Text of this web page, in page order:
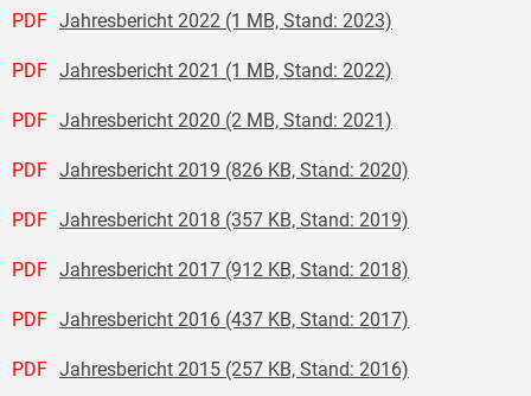
PDF Jahresbericht 2022 (1 MB, Stand: 2023)
PDF Jahresbericht 2021 (1 MB, Stand: 2022)
PDF Jahresbericht 2020 (2 MB, Stand: 2021)
PDF Jahresbericht 2019 (826 KB, Stand: 2020)
PDF Jahresbericht 2018 (357 KB, Stand: 2019)
PDF Jahresbericht 2017 (912 KB, Stand: 2018)
PDF Jahresbericht 2016 (437 KB, Stand: 2017)
PDF Jahresbericht 2015 (257 KB, Stand: 2016)